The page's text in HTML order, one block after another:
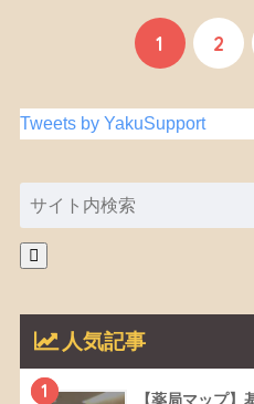
1 2
Tweets by YakuSupport
人気記事
1
【薬局マップ